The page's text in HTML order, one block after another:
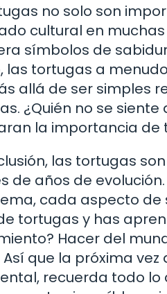
no solo son
cultural en
símbolos de
las tortugas a
allá de ser simples
¿Quién no se
la importancia de
las tortugas
de años de
cada aspecto de
tortugas y has
Hacer del
Así que la próxima
recuerda todo